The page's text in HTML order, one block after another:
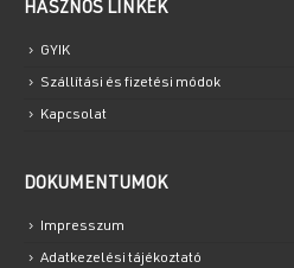
HASZNOS LINKEK
GYIK
Szállítási és fizetési módok
Kapcsolat
DOKUMENTUMOK
Impresszum
Adatkezelési tájékoztató